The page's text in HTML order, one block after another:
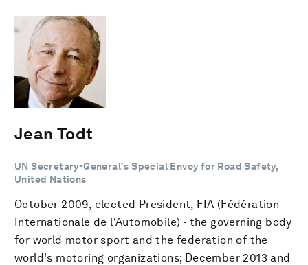
Jean Todt
UN Secretary-General's Special Envoy for Road Safety,
United Nations
October 2009, elected President, FIA (Fédération
Internationale de l'Automobile) - the governing body
for world motor sport and the federation of the
world's motoring organizations; December 2013 and